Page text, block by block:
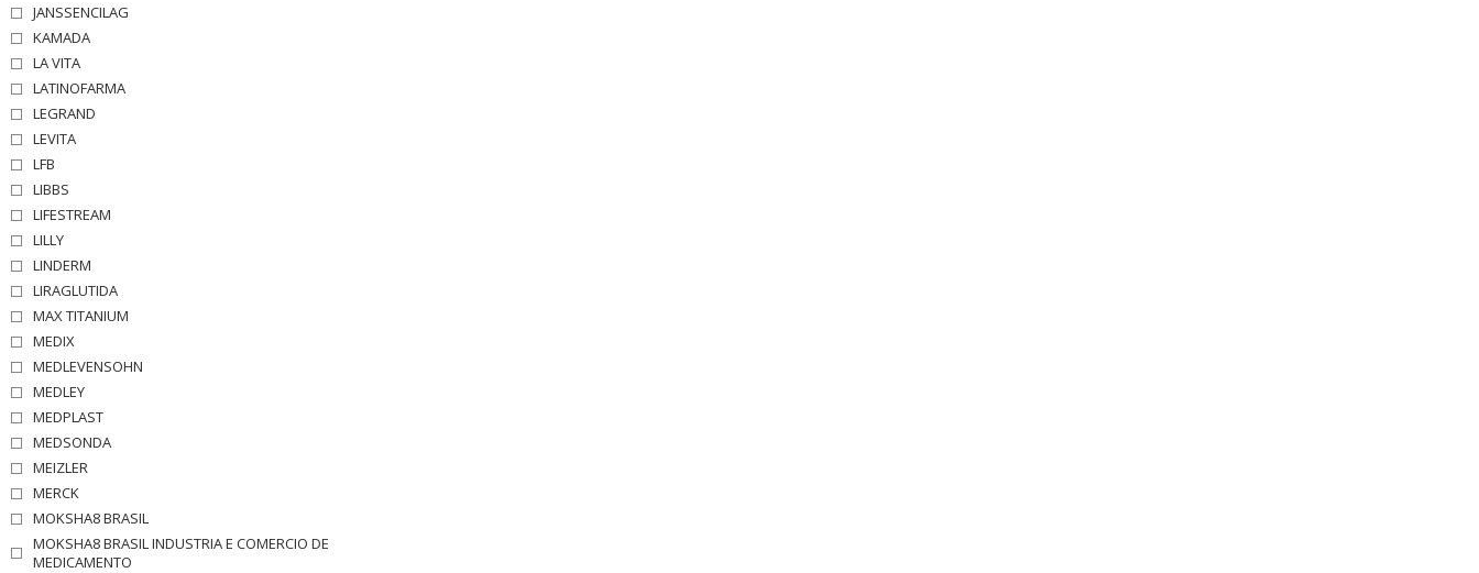
JANSSENCILAG
KAMADA
LA VITA
LATINOFARMA
LEGRAND
LEVITA
LFB
LIBBS
LIFESTREAM
LILLY
LINDERM
LIRAGLUTIDA
MAX TITANIUM
MEDIX
MEDLEVENSOHN
MEDLEY
MEDPLAST
MEDSONDA
MEIZLER
MERCK
MOKSHA8 BRASIL
MOKSHA8 BRASIL INDUSTRIA E COMERCIO DE
MEDICAMENTO